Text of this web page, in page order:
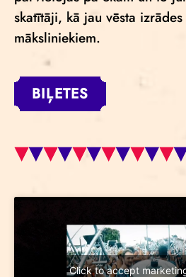
skatītāji, kā jau vēsta
māksliniekiem.
BIĻETES
Click to accept